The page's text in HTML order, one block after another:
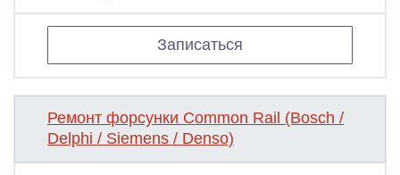
Записаться
Ремонт форсунки Common Rail (Bosch /
Delphi / Siemens / Denso)